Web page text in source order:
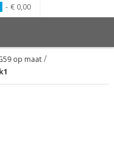
- € 0,00
op maat